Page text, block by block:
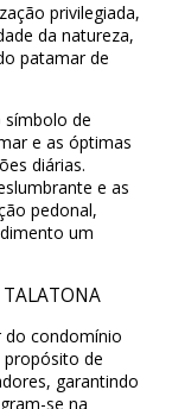
privilegiada,
da natureza,
patamar de
símbolo de
e as óptimas
diárias.
e as
pedonal,
um
TALATONA
do condomínio
de
garantindo
se na